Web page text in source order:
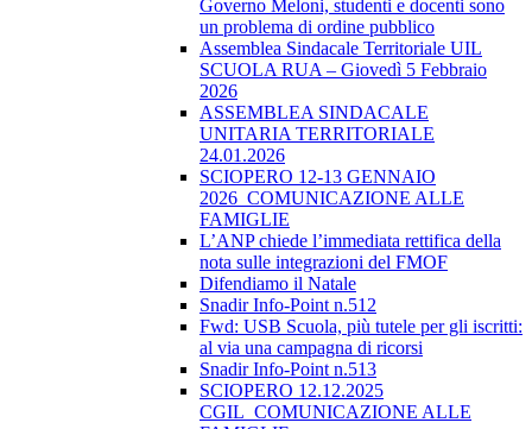
Governo Meloni, studenti e docenti sono
un problema di ordine pubblico
Assemblea Sindacale Territoriale UIL
SCUOLA RUA – Giovedì 5 Febbraio
2026
ASSEMBLEA SINDACALE
UNITARIA TERRITORIALE
24.01.2026
SCIOPERO 12-13 GENNAIO
2026_COMUNICAZIONE ALLE
FAMIGLIE
L’ANP chiede l’immediata rettifica della
nota sulle integrazioni del FMOF
Difendiamo il Natale
Snadir Info-Point n.512
Fwd: USB Scuola, più tutele per gli iscritti:
al via una campagna di ricorsi
Snadir Info-Point n.513
SCIOPERO 12.12.2025
CGIL_COMUNICAZIONE ALLE